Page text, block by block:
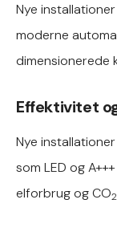
Nye
moderne
dimensionerede
Effektivitet
Nye
som LED og
elforbrug og CO2